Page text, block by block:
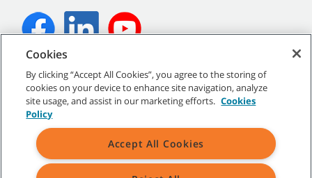
©2026Tennant Company. Alle rechten voorbehouden.
Algemeen beleid Gebruiksvoorwaarden
Verkoopvoorwaarden
Cookies
By clicking “Accept All Cookies”, you agree to the storing of
cookies on your device to enhance site navigation, analyze
site usage, and assist in our marketing efforts. Cookies
Policy
Accept All Cookies